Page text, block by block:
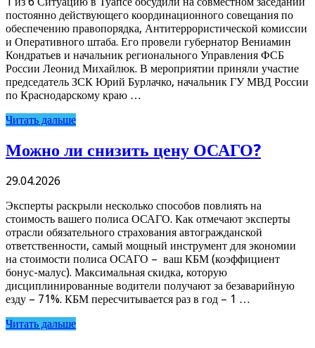
постоянно действующего координационного совещания по
обеспечению правопорядка, Антитеррористической комиссии
и Оперативного штаба. Его провели губернатор Вениамин
Кондратьев и начальник регионального Управления ФСБ
России Леонид Михайлюк. В мероприятии приняли участие
председатель ЗСК Юрий Бурлачко, начальник ГУ МВД России
по Краснодарскому краю …
Читать дальше
Можно ли снизить цену ОСАГО?
29.04.2026
Эксперты раскрыли несколько способов повлиять на
стоимость вашего полиса ОСАГО. Как отмечают эксперты
отрасли обязательного страхования автогражданской
ответственности, самый мощный инструмент для экономии
на стоимости полиса ОСАГО – ваш КБМ (коэффициент
бонус-малус). Максимальная скидка, которую
дисциплинированные водители получают за безаварийную
езду – 71%. КБМ пересчитывается раз в год – 1 …
Читать дальше